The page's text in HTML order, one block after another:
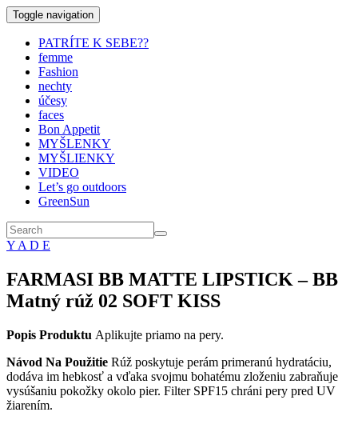
Toggle navigation
PATRÍTE K SEBE??
femme
Fashion
nechty
účesy
faces
Bon Appetit
MYŠLENKY
MYŠLIENKY
VIDEO
Let’s go outdoors
GreenSun
Y A D E
FARMASI BB MATTE LIPSTICK – BB
Matný rúž 02 SOFT KISS
Popis Produktu Aplikujte priamo na pery.
Návod Na Použitie Rúž poskytuje perám primeranú hydratáciu,
dodáva im hebkosť a vďaka svojmu bohatému zloženiu zabraňuje
vysúšaniu pokožky okolo pier. Filter SPF15 chráni pery pred UV
žiarením.